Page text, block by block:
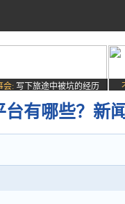
会: 写下旅途中被坑的经历
台有哪些？新